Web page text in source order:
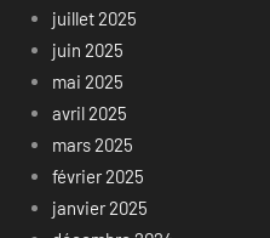
juillet 2025
juin 2025
mai 2025
avril 2025
mars 2025
février 2025
janvier 2025